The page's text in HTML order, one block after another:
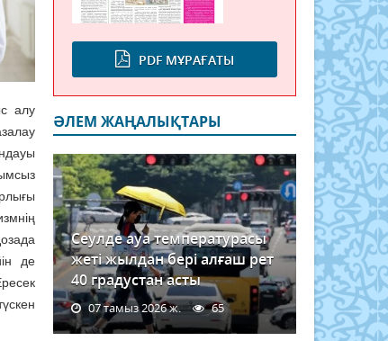
алу
де
PDF МҰРАҒАТЫ
ӘЛЕМ ЖАҢАЛЫҚТАРЫ
Сеулде ауа температурасы
жеті жылдан бері алғаш рет
40 градустан асты
07 тамыз 2026 ж. 65